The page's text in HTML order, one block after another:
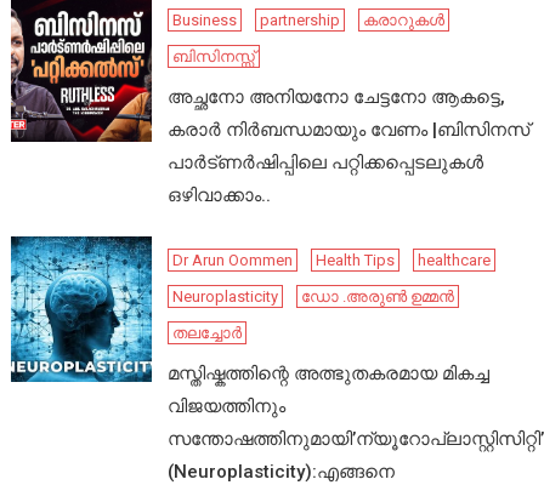
Business partnership
കരാറുകൾ
ബിസിനസ്സ്
അച്ഛനോ അനിയനോ ചേട്ടനോ ആകട്ടെ,
കരാർ നിർബന്ധമായും വേണം |ബിസിനസ്
പാർട്ണർഷിപ്പിലെ പറ്റിക്കപ്പെടലുകൾ
ഒഴിവാക്കാം..
Dr Arun Oommen Health Tips
healthcare
Neuroplasticity
ഡോ .അരുൺ ഉമ്മൻ
തലച്ചോർ
മസ്തിഷ്കത്തിന്റെ അത്ഭുതകരമായ മികച്ച
വിജയത്തിനും
സന്തോഷത്തിനുമായി’ന്യൂറോപ്ലാസ്റ്റിസിറ്റി’
(Neuroplasticity):എങ്ങനെ